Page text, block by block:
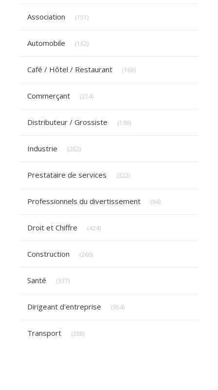
Association (151)
Automobile (182)
Café / Hôtel / Restaurant (168)
Commerçant (214)
Distributeur / Grossiste (198)
Industrie (282)
Prestataire de services (322)
Professionnels du divertissement (94)
Droit et Chiffre (424)
Construction (266)
Santé (337)
Dirigeant d'entreprise (954)
Transport (288)